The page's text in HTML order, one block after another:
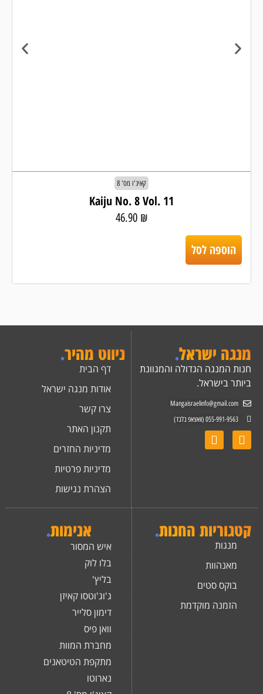
קאיג'ו מס' 8
Kaiju No. 8 Vol. 11
46.90 ₪
הוספה לסל
מנגה ישראל.
חנות המנגה הגדולה והמגוונת
ביותר בישראל.
Mangaisraelinfo@gmail.com
055-991-9563 (וואצאפ בלבד)
ניווט מהיר.
דף הבית
אודות מנגה ישראל
צרו קשר
תקנון האתר
מדיניות החזרים
מדיניות פרטיות
הצהרת נגישות
קטגוריות החנות.
מנגות
מאנהוות
בוקס סטים
הזמנה מוקדמת
אנימות.
איש המסור
בלו לוק
בליץ'
ג'וג'וטסו קאיזן
דימון סלייר
וואן פיס
מחברת המוות
מתקפת הטיטאנים
נארוטו